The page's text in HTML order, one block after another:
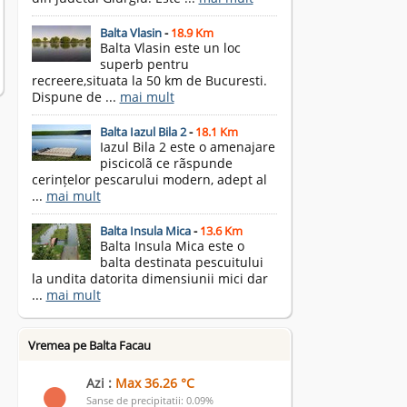
Balta Vlasin-18.9 Km
Balta Vlasin este un loc
superb pentru
recreere,situata la 50 km de Bucuresti.
Dispune de ... mai mult
Balta Iazul Bila 2-18.1 Km
Iazul Bila 2 este o amenajare
piscicolã ce rãspunde
cerințelor pescarului modern, adept al
... mai mult
Balta Insula Mica-13.6 Km
Balta Insula Mica este o
balta destinata pescuitului
la undita datorita dimensiunii mici dar
... mai mult
Vremea pe Balta Facau
Azi : Max 36.26 °C
Sanse de precipitatii: 0.09%